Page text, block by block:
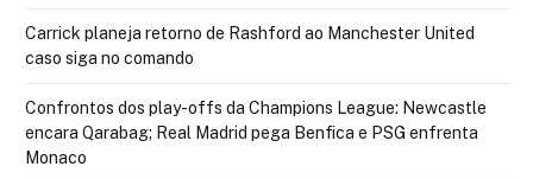
Carrick planeja retorno de Rashford ao Manchester United
caso siga no comando
Confrontos dos play-offs da Champions League: Newcastle
encara Qarabag; Real Madrid pega Benfica e PSG enfrenta
Monaco